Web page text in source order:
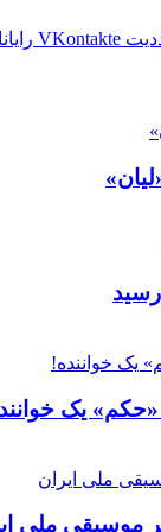
‫VKontakte
یک
موسیقی ملی